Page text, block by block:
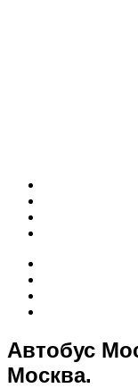
Автобус
Москва.